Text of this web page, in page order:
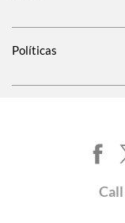
Políticas
Call